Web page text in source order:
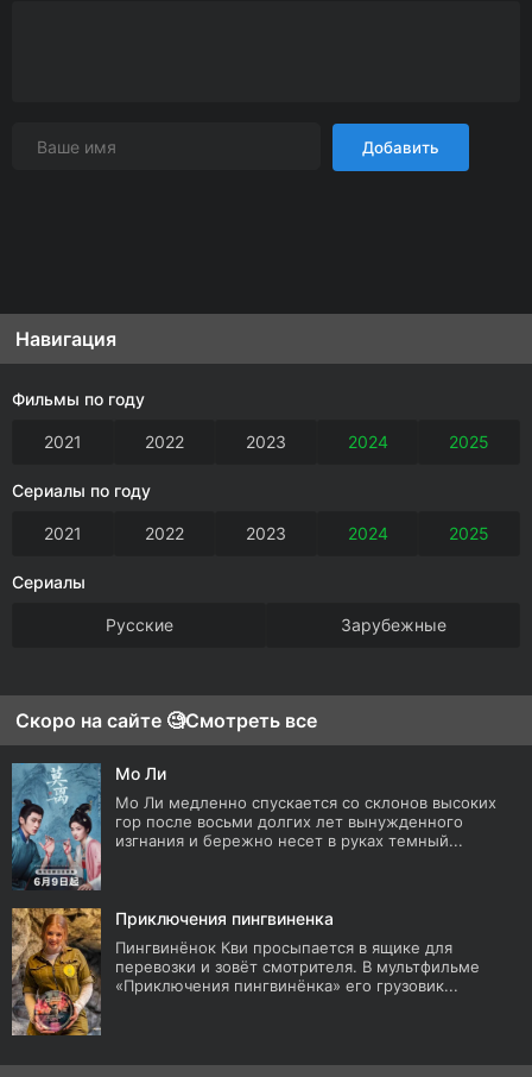
Добавить
Навигация
Фильмы по году
2021 2022 2023 2024 2025
Сериалы по году
2021 2022 2023 2024 2025
Сериалы
Русские Зарубежные
Скоро на сайте 🧐Смотреть все
Мо Ли
Мо Ли медленно спускается со склонов высоких
гор после восьми долгих лет вынужденного
изгнания и бережно несет в руках темный...
Приключения пингвиненка
Пингвинёнок Кви просыпается в ящике для
перевозки и зовёт смотрителя. В мультфильме
«Приключения пингвинёнка» его грузовик...